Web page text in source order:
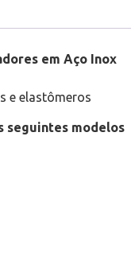
em Aço Inox
e elastômeros
seguintes modelos